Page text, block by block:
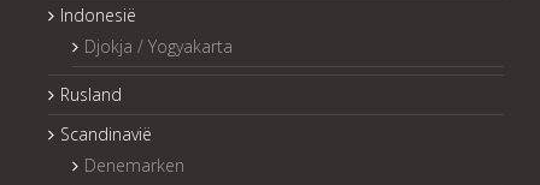
Indonesië
Djokja / Yogyakarta
Rusland
Scandinavië
Denemarken